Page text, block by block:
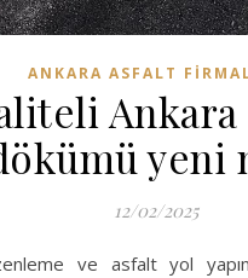
ANKARA ASFALT
Ankara
yeni
12/02/2025